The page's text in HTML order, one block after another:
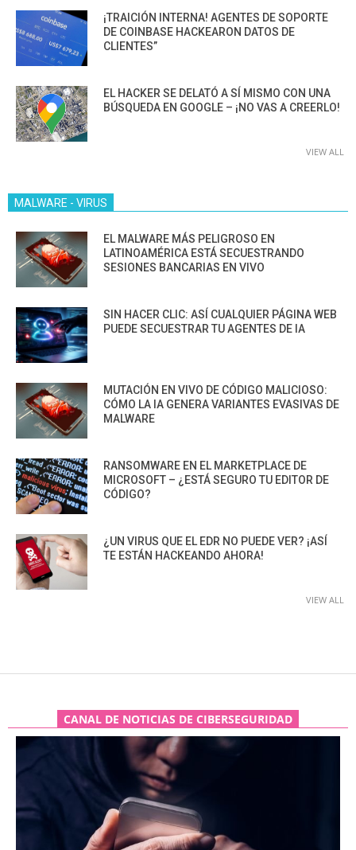
¡TRAICIÓN INTERNA! AGENTES DE SOPORTE
DE COINBASE HACKEARON DATOS DE
CLIENTES”
EL HACKER SE DELATÓ A SÍ MISMO CON UNA
BÚSQUEDA EN GOOGLE – ¡NO VAS A CREERLO!
VIEW ALL
MALWARE - VIRUS
EL MALWARE MÁS PELIGROSO EN
LATINOAMÉRICA ESTÁ SECUESTRANDO
SESIONES BANCARIAS EN VIVO
SIN HACER CLIC: ASÍ CUALQUIER PÁGINA WEB
PUEDE SECUESTRAR TU AGENTES DE IA
MUTACIÓN EN VIVO DE CÓDIGO MALICIOSO:
CÓMO LA IA GENERA VARIANTES EVASIVAS DE
MALWARE
RANSOMWARE EN EL MARKETPLACE DE
MICROSOFT – ¿ESTÁ SEGURO TU EDITOR DE
CÓDIGO?
¿UN VIRUS QUE EL EDR NO PUEDE VER? ¡ASÍ
TE ESTÁN HACKEANDO AHORA!
VIEW ALL
CANAL DE NOTICIAS DE CIBERSEGURIDAD